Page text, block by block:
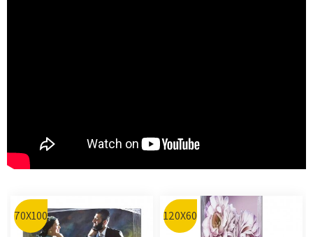
120X60
70X100